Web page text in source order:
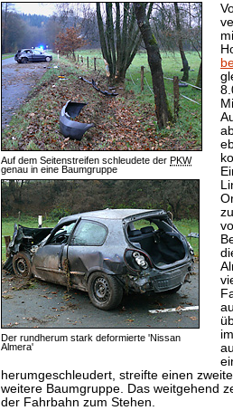
Auf dem Seitenstreifen schleudete der PKW
genau in eine Baumgruppe
Der rundherum stark deformierte 'Nissan
Almera'
herumgeschleudert, streifte einen
weitere Baumgruppe. Das weitgehend
der Fahrbahn zum Stehen.